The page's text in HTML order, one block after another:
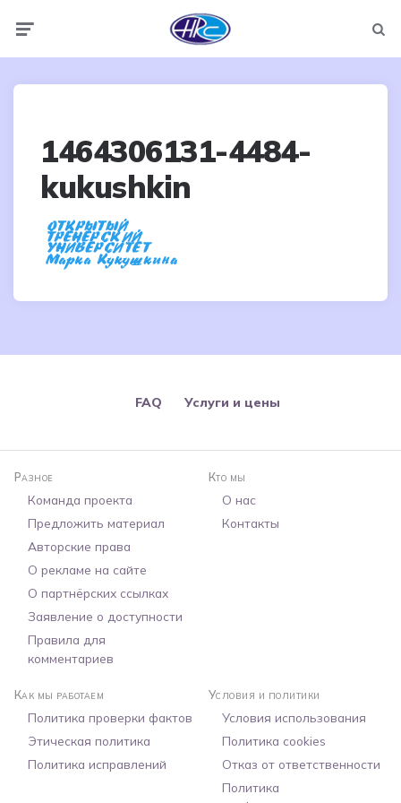
1464306131-4484-
kukushkin
FAQ Услуги и цены
Разное
Команда проекта
Предложить материал
Авторские права
О рекламе на сайте
О партнёрских ссылках
Заявление о доступности
Правила для
комментариев
Кто мы
О нас
Контакты
Как мы работаем
Политика проверки фактов
Этическая политика
Политика исправлений
Условия и политики
Условия использования
Политика cookies
Отказ от ответственности
Политика